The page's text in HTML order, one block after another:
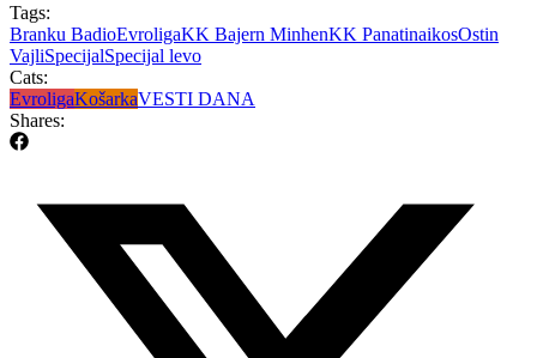
Tags:
Branku BadioEvroligaKK Bajern MinhenKK PanatinaikosOstin
VajliSpecijalSpecijal levo
Cats:
EvroligaKošarkaVESTI DANA
Shares: